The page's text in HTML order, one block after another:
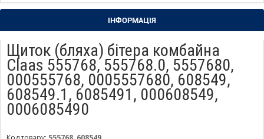
ІНФОРМАЦІЯ
Щиток (бляха) бітера комбайна
Claas 555768, 555768.0, 5557680,
000555768, 0005557680, 608549,
608549.1, 6085491, 000608549,
0006085490